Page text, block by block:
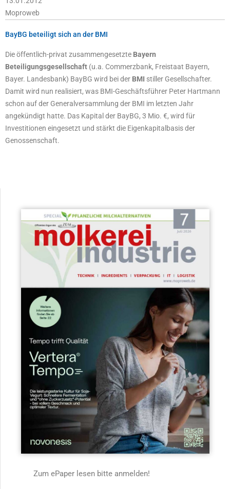
Moproweb
BayBG beteiligt sich an der BMI
Die öffentlich-privat zusammengesetzte Bayern
Beteiligungsgesellschaft (u.a. Commerzbank, Freistaat Bayern,
Bayer. Landesbank) BayBG wird bei der BMI stiller Gesellschafter.
Damit wird nun realisiert, was BMI-Geschäftsführer Peter Hartmann
schon auf der Generalversammlung der BMI im letzten Jahr
angekündigt hatte. Das Kapital der BayBG, 3 Mio. €, wird für
Investitionen eingesetzt und stärkt die Eigenkapitalbasis der
Genossenschaft.
Zum ePaper lesen bitte anmelden!